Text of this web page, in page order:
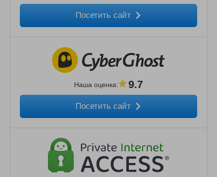
Посетить сайт
Наша оценка: 9.7
Посетить сайт